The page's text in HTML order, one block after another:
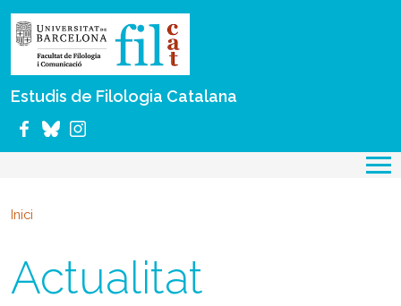
Estudis de Filologia Catalana
Inici
Actualitat